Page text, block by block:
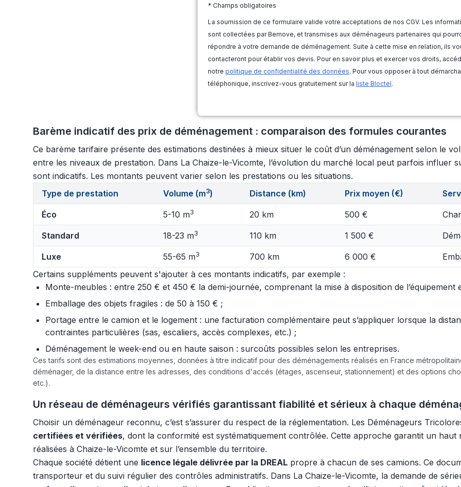
* Champs obligatoires
La soumission de ce formulaire valide votre acceptations de nos CGV. Les
sont collectées par Bemove, et transmises aux déménageurs partenaires qui
répondre à votre demande de déménagement. Suite à cette mise en relation, ils
contacteront pour établir vos devis. Pour en savoir plus et exercer vos droits,
notre politique de confidentialité des données. Pour vous opposer à tout
téléphonique, inscrivez-vous gratuitement sur la liste Bloctel.
Barème indicatif des prix de déménagement : comparaison des formules courantes
Ce barème tarifaire présente des estimations destinées à mieux situer le coût d’un déménagement selon le
entre les niveaux de prestation. Dans La Chaize-le-Vicomte, l’évolution du marché local peut parfois influer
sont indicatifs. Les montants peuvent varier selon les prestations ou les situations.
Type de prestation
Volume (m3) Distance (km) Prix moyen (€)
Éco 5-10 m3 20 km 500 €
Standard 18-23 m3 110 km 1 500 €
Luxe 55-65 m3 700 km 6 000 €
Certains suppléments peuvent s'ajouter à ces montants indicatifs, par exemple :
Monte-meubles : entre 250 € et 450 € la demi-journée, comprenant la mise à disposition de l’équipement
Emballage des objets fragiles : de 50 à 150 € ;
Portage entre le camion et le logement : une facturation complémentaire peut s’appliquer lorsque la
contraintes particulières (sas, escaliers, accès complexes, etc.) ;
Déménagement le week-end ou en haute saison : surcoûts possibles selon les entreprises.
Ces tarifs sont des estimations moyennes, données à titre indicatif pour des déménagements réalisés en France
déménager, de la distance entre les adresses, des conditions d'accés (étages, ascenseur, stationnement) et des options
etc.).
Un réseau de déménageurs vérifiés garantissant fiabilité et sérieux à chaque
Choisir un déménageur reconnu, c’est s’assurer du respect de la réglementation. Les Déménageurs
certifiées et vérifiées, dont la conformité est systématiquement contrôlée. Cette approche garantit un
réalisées à Chaize-le-Vicomte et sur l’ensemble du territoire.
Chaque société détient une licence légale délivrée par la DREAL propre à chacun de ses camions. Ce
transporteur et du suivi régulier des contrôles administratifs. Dans La Chaize-le-Vicomte, la demande de